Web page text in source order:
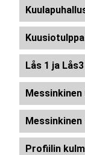
Kuusiotulppa
Lås 1 ja
Profiilin